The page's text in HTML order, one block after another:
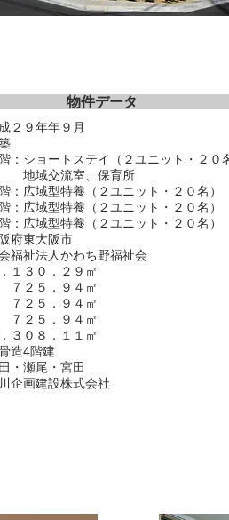
デ
２９年年９月
：ショートステイ（２ユニット・２０
域交流室、保育所
：広域型特養（２ユニット・２０名）
：広域型特養（２ユニット・２０名）
：広域型特養（ ２ユニット・２０名）
府東大阪市
福祉法人かわち野福祉会
１３０．２９㎡
２５．９４㎡
２５．９４㎡
２５．９４㎡
３０８．１１㎡
造4階建
・瀬尾・宮田
企画建設株式会社